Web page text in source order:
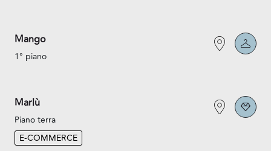
Mango
1° piano
Marlù
Piano terra
E-COMMERCE